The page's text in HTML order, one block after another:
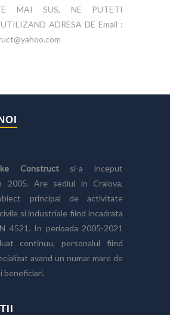
MAI SUS, NE PUTETI
ADRESA DE Email :
Constructsi-a inceput
2005. Are sediul in Craiova,
principal de activitate
si industriale fiind incadrata
4521. In perioada 2005-2021
continuu, personalul fiind
avand un numar mare de
beneficiari.